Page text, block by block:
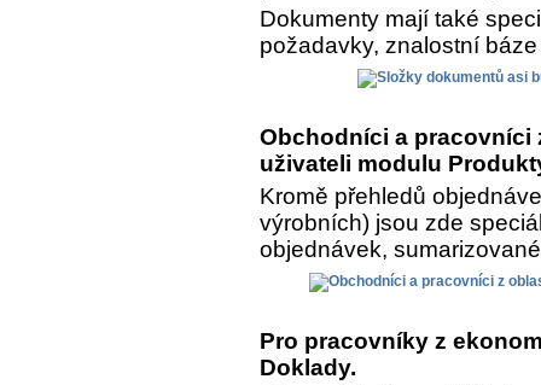
Dokumenty mají také
požadavky, znalostní
Obchodníci a
uživateli modulu
Kromě přehledů
výrobních) jsou zde
objednávek,
Pro pracovníky z
Doklady.